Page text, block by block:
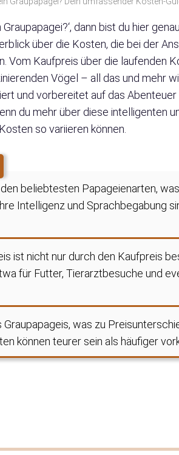
dann bist du hier
über die Kosten, die bei der
Vom Kaufpreis über die laufenden
Vögel – all das und mehr
und vorbereitet auf das Abenteuer
du mehr über diese intelligenten
so variieren können.
beliebtesten Papageienarten,
Intelligenz und Sprachbegabung
ist nicht nur durch den Kaufpreis
für Futter, Tierarztbesuche und
was zu
können teurer sein als häufiger